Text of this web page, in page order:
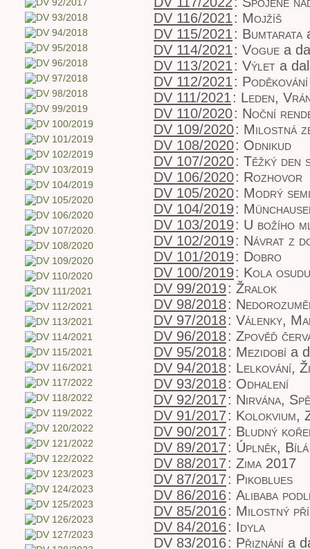
DV 116/2021: Mojžíš
DV 115/2021: Bumtarata
DV 114/2021: Vogue a
DV 113/2021: Výlet a
DV 112/2021: Poděkování
DV 111/2021: Leden,
DV 110/2020: Noční
DV 109/2020: Milostná
DV 108/2020: Odnikud
DV 107/2020: Těžký den
DV 106/2020: Rozhovor
DV 105/2020: Modrý
DV 104/2019:
DV 103/2019: U božího
DV 102/2019: Návrat z
DV 101/2019: Dobro
DV 100/2019: Kola osudu
DV 99/2019: Žralok
DV 98/2018:
DV 97/2018: Válenky,
DV 96/2018: Zpověď
DV 95/2018: Mezidobí a
DV 94/2018: Lelkování,
DV 93/2018: Odhalení
DV 92/2017: Nirvána,
DV 91/2017: Kolokvium,
DV 90/2017: Bludný
DV 89/2017: Úplněk,
DV 88/2017: Zima 2017
DV 87/2017: Pikoblues
DV 86/2016: Alibaba
DV 85/2016: Milostný
DV 84/2016: Idyla
DV 83/2016: Přiznání a